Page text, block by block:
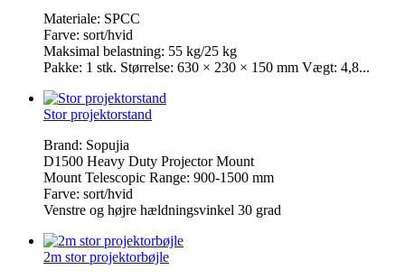
Materiale: SPCC
Farve: sort/hvid
Maksimal belastning: 55 kg/25 kg
Pakke: 1 stk. Størrelse: 630 × 230 × 150 mm Vægt: 4,8...
Stor projektorstand
Brand: Sopujia
D1500 Heavy Duty Projector Mount
Mount Telescopic Range: 900-1500 mm
Farve: sort/hvid
Venstre og højre hældningsvinkel 30 grad
2m stor projektorbøjle